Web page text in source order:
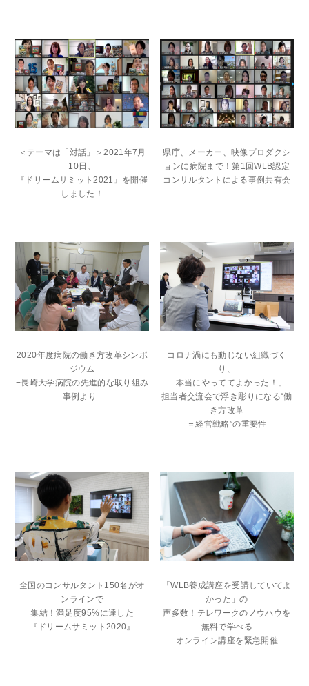
＜テーマは「対話」＞2021年7月
10日、
『ドリームサミット2021』を開催
しました！
県庁、メーカー、映像プロダクシ
ョンに病院まで！第1回WLB認定
コンサルタントによる事例共有会
2020年度病院の働き方改革シンポ
ジウム
−長崎大学病院の先進的な取り組み
事例より−
コロナ渦にも動じない組織づく
り、
「本当にやっててよかった！」
担当者交流会で浮き彫りになる“働
き方改革
＝経営戦略”の重要性
全国のコンサルタント150名がオ
ンラインで
集結！満足度95%に達した
『ドリームサミット2020』
「WLB養成講座を受講していてよ
かった」の
声多数！テレワークのノウハウを
無料で学べる
オンライン講座を緊急開催